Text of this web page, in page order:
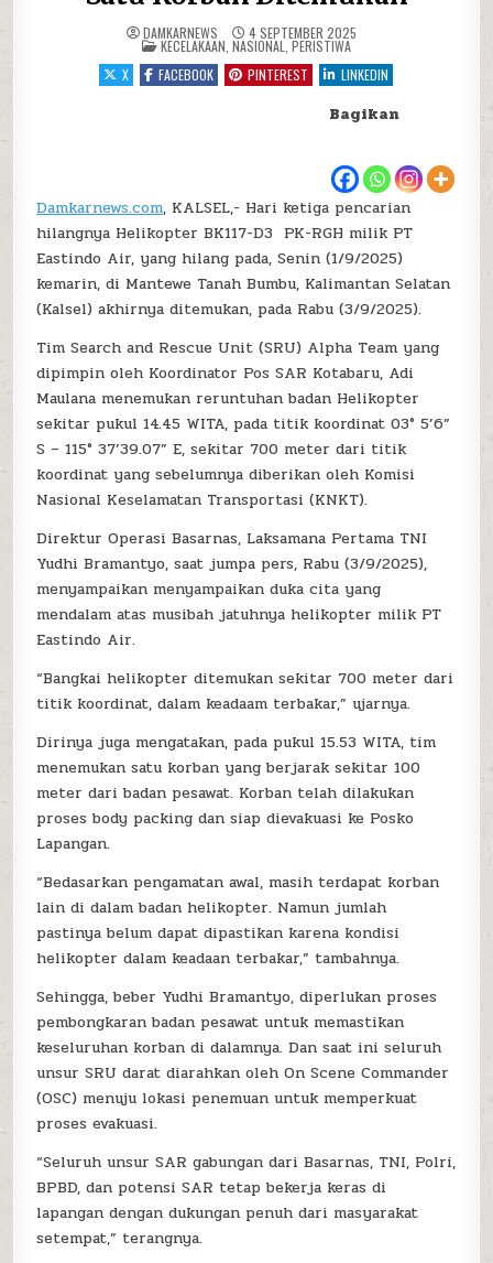
DAMKARNEWS 4 SEPTEMBER 2025
POSTED IN
KECELAKAAN NASIONAL PERISTIWA
X
FACEBOOK PINTEREST LINKEDIN
Bagikan
Damkarnews.com, KALSEL,- Hari ketiga pencarian
hilangnya Helikopter BK117-D3 PK-RGH milik PT
Eastindo Air, yang hilang pada, Senin (1/9/2025)
kemarin, di Mantewe Tanah Bumbu, Kalimantan Selatan
(Kalsel) akhirnya ditemukan, pada Rabu (3/9/2025).
Tim Search and Rescue Unit (SRU) Alpha Team yang
dipimpin oleh Koordinator Pos SAR Kotabaru, Adi
Maulana menemukan reruntuhan badan Helikopter
sekitar pukul 14.45 WITA, pada titik koordinat 03° 5’6”
S – 115° 37’39.07” E, sekitar 700 meter dari titik
koordinat yang sebelumnya diberikan oleh Komisi
Nasional Keselamatan Transportasi (KNKT).
Direktur Operasi Basarnas, Laksamana Pertama TNI
Yudhi Bramantyo, saat jumpa pers, Rabu (3/9/2025),
menyampaikan menyampaikan duka cita yang
mendalam atas musibah jatuhnya helikopter milik PT
Eastindo Air.
“Bangkai helikopter ditemukan sekitar 700 meter dari
titik koordinat, dalam keadaam terbakar,” ujarnya.
Dirinya juga mengatakan, pada pukul 15.53 WITA, tim
menemukan satu korban yang berjarak sekitar 100
meter dari badan pesawat. Korban telah dilakukan
proses body packing dan siap dievakuasi ke Posko
Lapangan.
“Bedasarkan pengamatan awal, masih terdapat korban
lain di dalam badan helikopter. Namun jumlah
pastinya belum dapat dipastikan karena kondisi
helikopter dalam keadaan terbakar,” tambahnya.
Sehingga, beber Yudhi Bramantyo, diperlukan proses
pembongkaran badan pesawat untuk memastikan
keseluruhan korban di dalamnya. Dan saat ini seluruh
unsur SRU darat diarahkan oleh On Scene Commander
(OSC) menuju lokasi penemuan untuk memperkuat
proses evakuasi.
“Seluruh unsur SAR gabungan dari Basarnas, TNI, Polri,
BPBD, dan potensi SAR tetap bekerja keras di
lapangan dengan dukungan penuh dari masyarakat
setempat,” terangnya.